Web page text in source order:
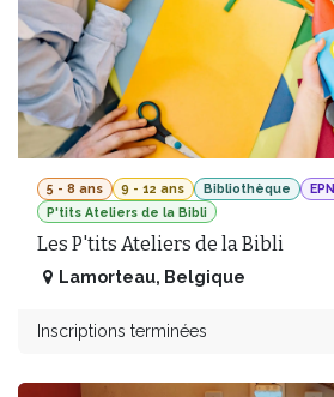
5 - 8 ans 9 - 12 ans Bibliothèque
EPN
P'tits Ateliers de la Bibli
Les P'tits Ateliers de la Bibli
Lamorteau, Belgique
Inscriptions terminées